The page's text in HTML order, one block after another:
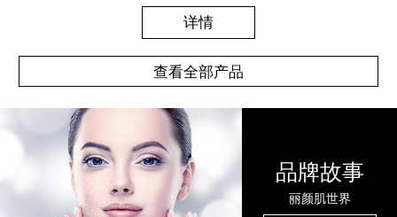
详情
查看全部产品
品牌故事
丽颜肌世界